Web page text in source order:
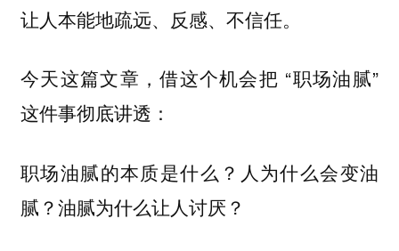
让人本能地疏远、反感、不信任。
今天这篇文章，借这个机会把 “职场油腻”
这件事彻底讲透：
职场油腻的本质是什么？人为什么会变油
腻？油腻为什么让人讨厌？